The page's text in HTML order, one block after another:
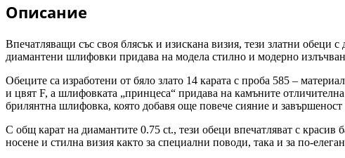
Описание
Впечатляващи със своя блясък и изискана визия, тези златни обеци
диамантени шлифовки придава на модела стилно и модерно
Обеците са изработени от бяло злато 14 карата с проба 585 –
и цвят F, а шлифовката „принцеса“ придава на камъните
брилянтна шлифовка, която добавя още повече сияние и
С общ карат на диамантите 0.75 ct., тези обеци впечатляват с
носене и стилна визия както за специални поводи, така и за по-